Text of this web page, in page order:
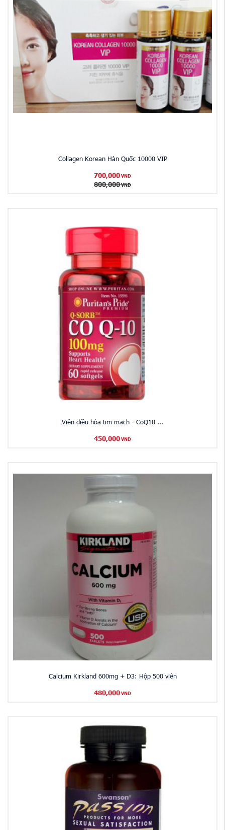
Collagen Korean Hàn Quốc 10000 VIP
700,000 VND
800,000 VND
​Viên điều hòa tim mạch - CoQ10 ...
450,000 VND
Calcium Kirkland 600mg + D3: Hộp 500 viên
480,000 VND